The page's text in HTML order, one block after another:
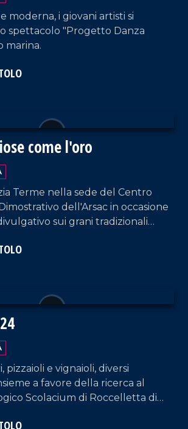
moderna, i giovani artisti si
spettacolo "Progetto Danza
marina.
come l'oro
Terme nella sede del Centro
dell'Arsac in occasione
sui grani tradizionali
pizzaioli e vignaioli, diversi
a favore della ricerca al
Scolacium di Roccelletta di